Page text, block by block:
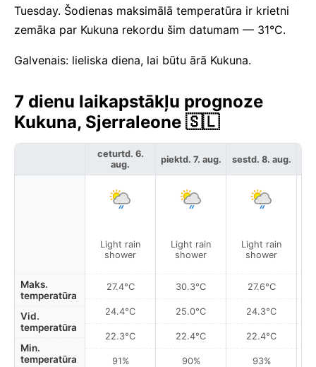
Tuesday. Šodienas maksimālā temperatūra ir krietni
zemāka par Kukuna rekordu šim datumam — 31°C.
Galvenais: lieliska diena, lai būtu ārā Kukuna.
7 dienu laikapstākļu prognoze
Kukuna, Sjerraleone 🇸🇱
Maks.
temperatūra
Vid.
temperatūra
Min.
temperatūra
ceturtd. 6.
aug.
Light rain
shower
27.4°C
24.4°C
22.3°C
91%
piektd. 7. aug.
Light rain
shower
30.3°C
25.0°C
22.4°C
90%
sestd. 8. aug.
Light rain
shower
27.6°C
24.3°C
22.4°C
93%